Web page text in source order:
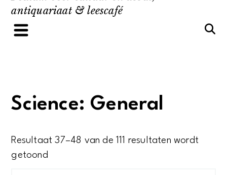
antiquariaat & leescafé
Science: General
Resultaat 37–48 van de 111 resultaten wordt
getoond